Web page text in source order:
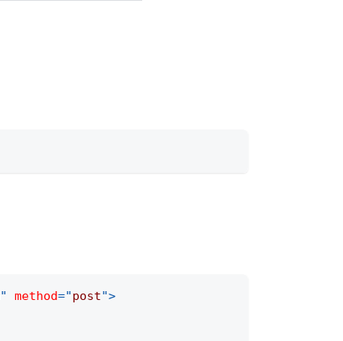
" method="post">